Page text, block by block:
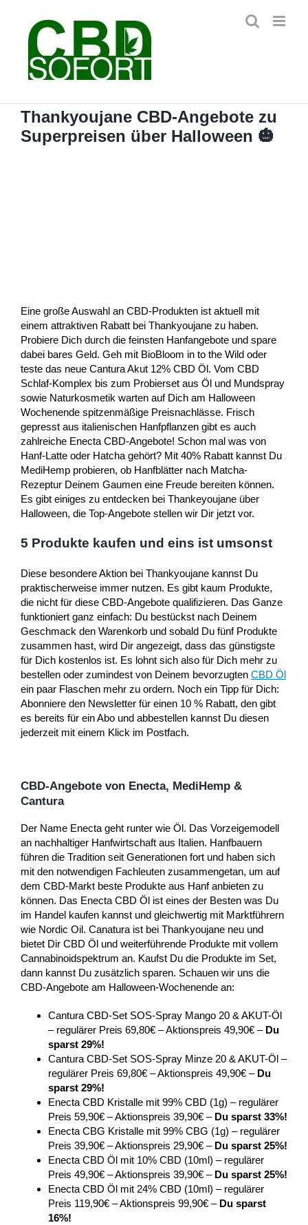
springen
Thankyoujane CBD-Angebote zu
Superpreisen über Halloween 🎃
Eine große Auswahl an CBD-Produkten ist aktuell mit
einem attraktiven Rabatt bei Thankyoujane zu haben.
Probiere Dich durch die feinsten Hanfangebote und spare
dabei bares Geld. Geh mit BioBloom in to the Wild oder
teste das neue Cantura Akut 12% CBD Öl. Vom CBD
Schlaf-Komplex bis zum Probierset aus Öl und Mundspray
sowie Naturkosmetik warten auf Dich am Halloween
Wochenende spitzenmäßige Preisnachlässe. Frisch
gepresst aus italienischen Hanfpflanzen gibt es auch
zahlreiche Enecta CBD-Angebote! Schon mal was von
Hanf-Latte oder Hatcha gehört? Mit 40% Rabatt kannst Du
MediHemp probieren, ob Hanfblätter nach Matcha-
Rezeptur Deinem Gaumen eine Freude bereiten können.
Es gibt einiges zu entdecken bei Thankeyoujane über
Halloween, die Top-Angebote stellen wir Dir jetzt vor.
5 Produkte kaufen und eins ist umsonst
Diese besondere Aktion bei Thankyoujane kannst Du
praktischerweise immer nutzen. Es gibt kaum Produkte,
die nicht für diese CBD-Angebote qualifizieren. Das Ganze
funktioniert ganz einfach: Du bestückst nach Deinem
Geschmack den Warenkorb und sobald Du fünf Produkte
zusammen hast, wird Dir angezeigt, dass das günstigste
für Dich kostenlos ist. Es lohnt sich also für Dich mehr zu
bestellen oder zumindest von Deinem bevorzugten CBD Öl
ein paar Flaschen mehr zu ordern. Noch ein Tipp für Dich:
Abonniere den Newsletter für einen 10 % Rabatt, den gibt
es bereits für ein Abo und abbestellen kannst Du diesen
jederzeit mit einem Klick im Postfach.
CBD-Angebote von Enecta, MediHemp &
Cantura
Der Name Enecta geht runter wie Öl. Das Vorzeigemodell
an nachhaltiger Hanfwirtschaft aus Italien. Hanfbauern
führen die Tradition seit Generationen fort und haben sich
mit den notwendigen Fachleuten zusammengetan, um auf
dem CBD-Markt beste Produkte aus Hanf anbieten zu
können. Das Enecta CBD Öl ist eines der Besten was Du
im Handel kaufen kannst und gleichwertig mit Marktführern
wie Nordic Oil. Canatura ist bei Thankyoujane neu und
bietet Dir CBD Öl und weiterführende Produkte mit vollem
Cannabinoidspektrum an. Kaufst Du die Produkte im Set,
dann kannst Du zusätzlich sparen. Schauen wir uns die
CBD-Angebote am Halloween-Wochenende an:
Cantura CBD-Set SOS-Spray Mango 20 & AKUT-Öl
– regulärer Preis 69,80€ – Aktionspreis 49,90€ – Du
sparst 29%!
Cantura CBD-Set SOS-Spray Minze 20 & AKUT-Öl –
regulärer Preis 69,80€ – Aktionspreis 49,90€ – Du
sparst 29%!
Enecta CBD Kristalle mit 99% CBD (1g) – regulärer
Preis 59,90€ – Aktionspreis 39,90€ – Du sparst 33%!
Enecta CBG Kristalle mit 99% CBG (1g) – regulärer
Preis 39,90€ – Aktionspreis 29,90€ – Du sparst 25%!
Enecta CBD Öl mit 10% CBD (10ml) – regulärer
Preis 49,90€ – Aktionspreis 39,90€ – Du sparst 25%!
Enecta CBD Öl mit 24% CBD (10ml) – regulärer
Preis 119,90€ – Aktionspreis 99,90€ – Du sparst
16%!